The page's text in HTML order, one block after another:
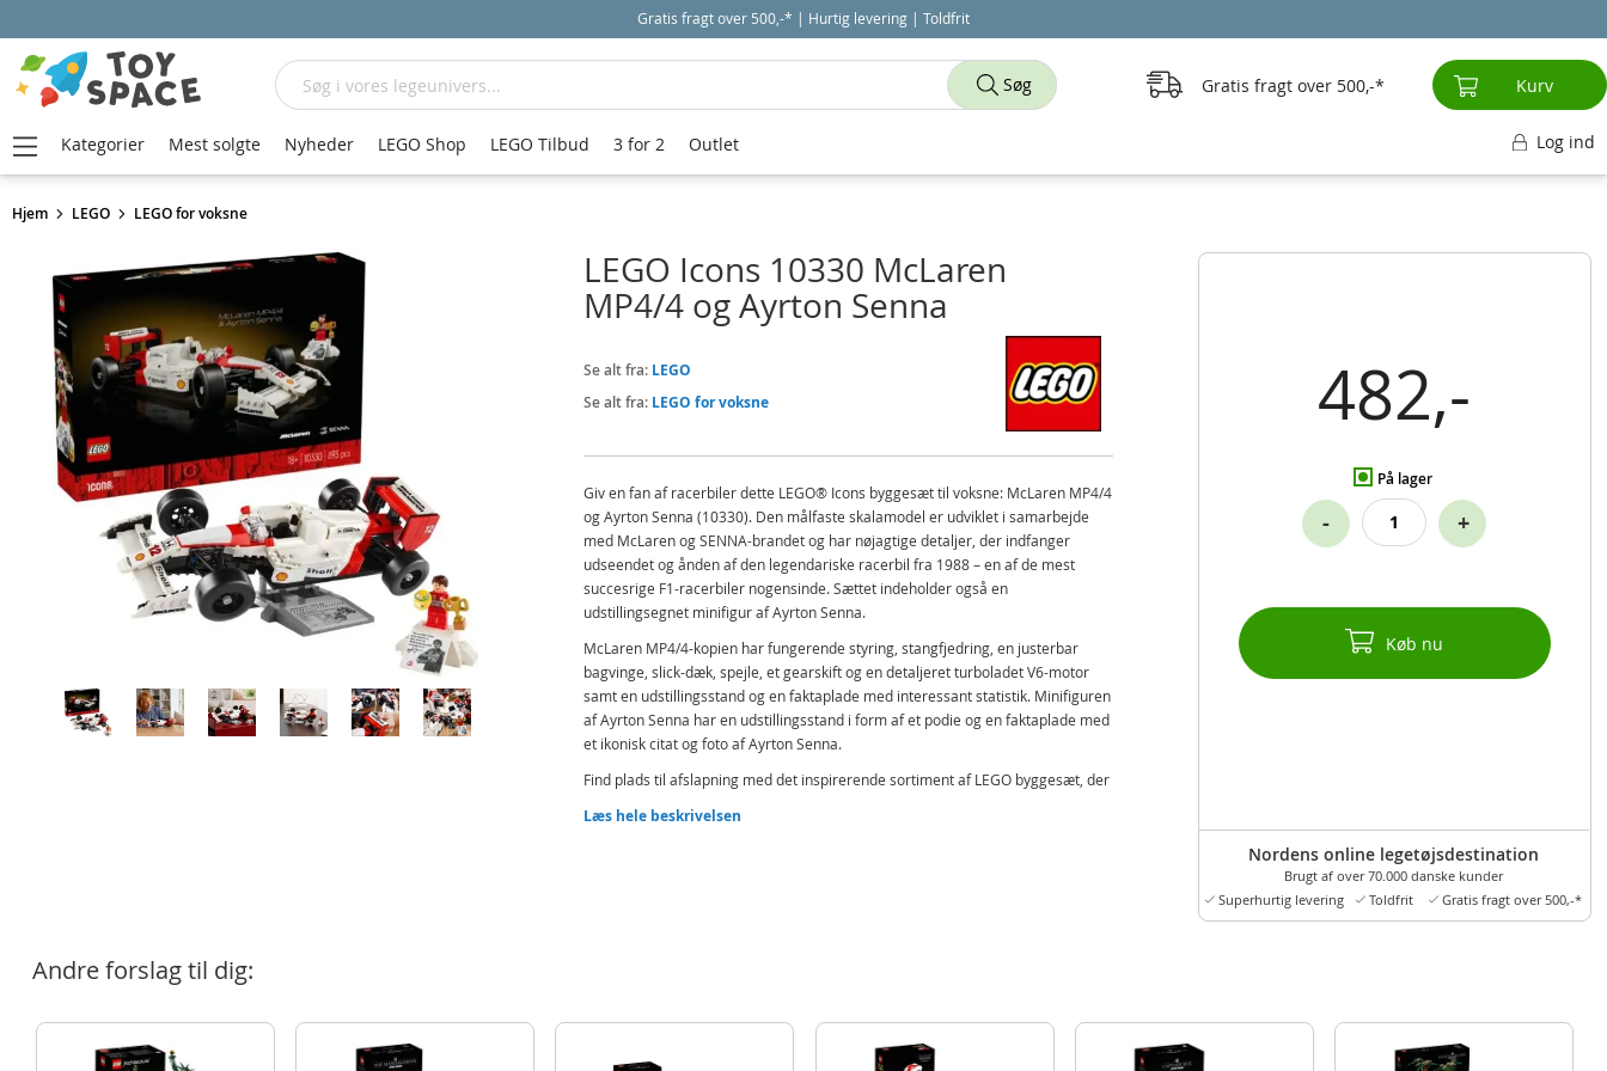
Gratis fragt over 500,-* | Hurtig levering | Toldfrit
Hjem LEGO LEGO for voksne
482,-
På lager
- +
Køb nu
Nordens online legetøjsdestination
Brugt af over 70.000 danske kunder
Superhurtig levering
Toldfrit Gratis fragt over 500,-*
LEGO Icons 10330 McLaren
MP4/4 og Ayrton Senna
Se alt fra: LEGO
Se alt fra: LEGO for voksne
Giv en fan af racerbiler dette LEGO® Icons byggesæt til voksne: McLaren MP4/4
og Ayrton Senna (10330). Den målfaste skalamodel er udviklet i samarbejde
med McLaren og SENNA-brandet og har nøjagtige detaljer, der indfanger
udseendet og ånden af den legendariske racerbil fra 1988 – en af de mest
succesrige F1-racerbiler nogensinde. Sættet indeholder også en
udstillingsegnet minifigur af Ayrton Senna.
McLaren MP4/4-kopien har fungerende styring, stangfjedring, en justerbar
bagvinge, slick-dæk, spejle, et gearskift og en detaljeret turboladet V6-motor
samt en udstillingsstand og en faktaplade med interessant statistik. Minifiguren
af Ayrton Senna har en udstillingsstand i form af et podie og en faktaplade med
et ikonisk citat og foto af Ayrton Senna.
Find plads til afslapning med det inspirerende sortiment af LEGO byggesæt, der
af byggevejledningen, der følger med dette sæt.
styring, stangfjedring, justerbar bagvinge, slick-dæk, spejle, gearskifte og en
Læs hele beskrivelsen
Andre forslag til dig:
Søg
Søg Gratis fragt over 500,- Kurv
Kategorier Mest solgte Nyheder LEGO Shop LEGO Tilbud 3 for 2 Outlet Log ind